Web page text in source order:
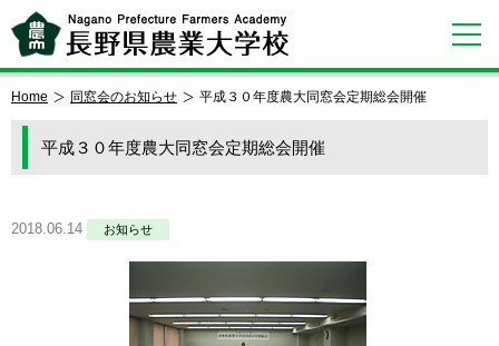
Home 同窓会のお知らせ 平成３０年度農大同窓会定期総会開催
平成３０年度農大同窓会定期総会開催
2018.06.14 お知らせ